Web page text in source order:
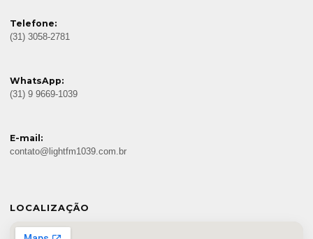
Telefone:
(31) 3058-2781
WhatsApp:
(31) 9 9669-1039
E-mail:
contato@lightfm1039.com.br
LOCALIZAÇÃO